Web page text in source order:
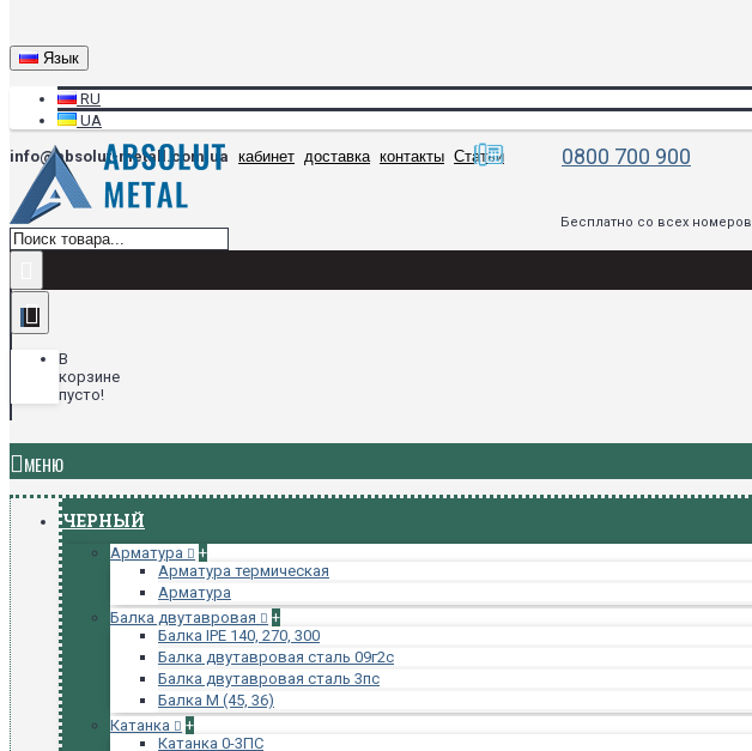
Язык
RU
UA
info@absolut-metall.com.ua кабинет доставка контакты Статьи 0800 700 900
Бесплатно со всех номеров
В
корзине
пусто!
МЕНЮ
ЧЕРНЫЙ
Арматура
+
Арматура термическая
Арматура
Балка двутавровая
+
Балка IPE 140, 270, 300
Балка двутавровая сталь 09г2с
Балка двутавровая сталь 3пс
Балка М (45, 36)
Катанка
+
Катанка 0-3ПС